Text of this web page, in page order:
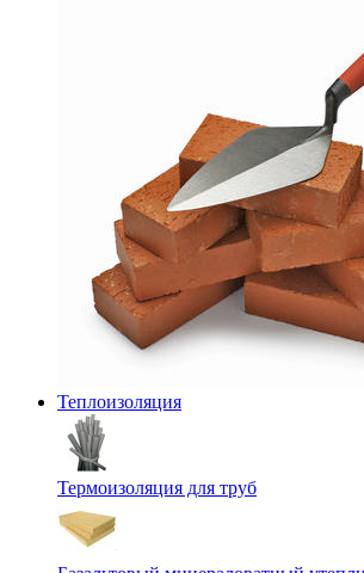
Теплоизоляция
Термоизоляция для труб